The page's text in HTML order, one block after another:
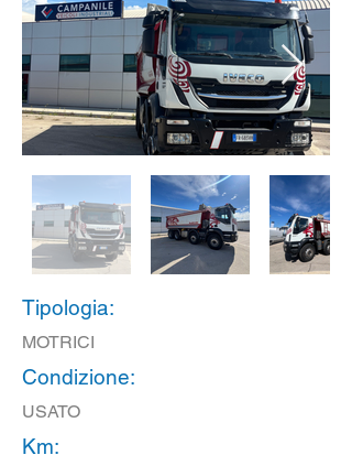
Tipologia:
MOTRICI
Condizione:
USATO
Km: